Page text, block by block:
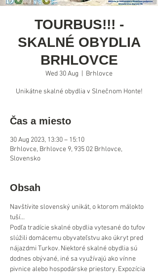
TOURBUS!!! -
SKALNÉ OBYDLIA
BRHLOVCE
Wed 30 Aug Brhlovce
Čas a miesto
30 Aug 2023, 13:30 – 15:10
Brhlovce, Brhlovce 9, 935 02 Brhlovce,
Slovensko
Obsah
Navštívite slovenský unikát, o ktorom málokto
tuší...
Podľa tradície skalné obydlia vytesané do tufov
slúžili domácemu obyvateľstvu ako úkryt pred
nájazdmi Turkov. Niektoré skalné obydlia sú
dodnes obývané, iné sa využívajú ako vínne
pivnice alebo hospodárske priestory. Expozícia